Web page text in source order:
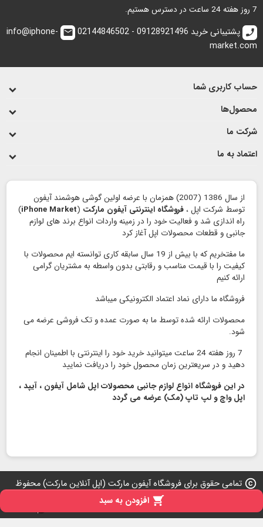
 افزودن به سبد
7 روز هفته 24 ساعت در دسترس هستیم.
call پشتیبانی خرید 09128921496 - 02144846502 email
info@iphone-
market.com
حساب کاربری شما
محصول‌ها
شرکت ما
اعتماد به ما
از سال 1386 (2007) همزمان با عرضه اولین گوشی هوشمند آیفون
توسط شرکت اپل ، فروشگاه اینترنتی آیفون مارکت (
iPhone Market
)
راه اندازی شد و فعالیت خود را در زمینه واردات انواع برند های لوازم
جانبی و قطعات محصولات اپل آغاز کرد
ما مفتخریم که با بیش از 19 سال سابقه کاری توانسته ایم محصولات با
کیفیت را با قیمت مناسب و رقابتی بدون واسطه به مشتریان گرامی
ارائه کنیم
فروشگاه ما دارای نماد اعتماد الكترونیكی میباشد
محصولات ارائه شده توسط ما به صورت عمده و تک فروشی عرضه می
شود.
7 روز هفته 24 ساعت میتوانید خرید خود را اینترنتی با اطمینان انجام
دهید و در سریعترین زمان محصول خود را دریافت نمایید
در این فروشگاه انواع لوازم جانبی محصولات اپل شامل آیفون ، آیپد ،
اپل واچ و لپ تاپ (مک) عرضه می گردد
copyright تمامی حقوق برای فروشگاه آیفون مارکت (اپل آنلاین مارکت) محفوظ